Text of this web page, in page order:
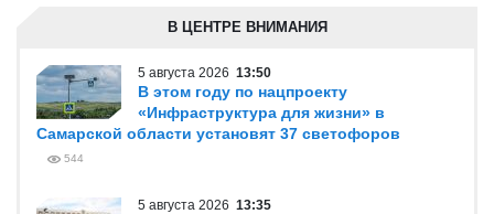
В ЦЕНТРЕ ВНИМАНИЯ
5 августа 2026 13:50
В этом году по нацпроекту
«Инфраструктура для жизни» в
Самарской области установят 37 светофоров
544
5 августа 2026 13:35